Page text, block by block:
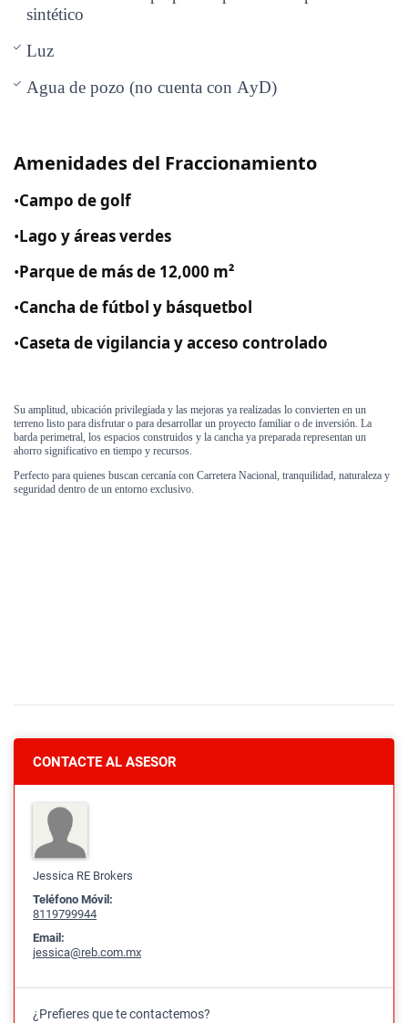
sintético
Luz
Agua de pozo (no cuenta con AyD)
Amenidades del Fraccionamiento
•Campo de golf
•Lago y áreas verdes
•Parque de más de 12,000 m²
•Cancha de fútbol y básquetbol
•Caseta de vigilancia y acceso controlado
Su amplitud, ubicación privilegiada y las mejoras ya realizadas lo convierten en un
terreno listo para disfrutar o para desarrollar un proyecto familiar o de inversión. La
barda perimetral, los espacios construidos y la cancha ya preparada representan un
ahorro significativo en tiempo y recursos.
Perfecto para quienes buscan cercanía con Carretera Nacional, tranquilidad, naturaleza y
seguridad dentro de un entorno exclusivo.
CONTACTE AL ASESOR
Jessica RE Brokers
Teléfono Móvil:
8119799944
Email:
jessica@reb.com.mx
¿Prefieres que te contactemos?